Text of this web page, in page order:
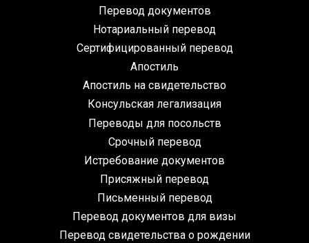
Перевод документов
Нотариальный перевод
Сертифицированный перевод
Апостиль
Апостиль на свидетельство
Консульская легализация
Переводы для посольств
Срочный перевод
Истребование документов
Присяжный перевод
Письменный перевод
Перевод документов для визы
Перевод свидетельства о рождении